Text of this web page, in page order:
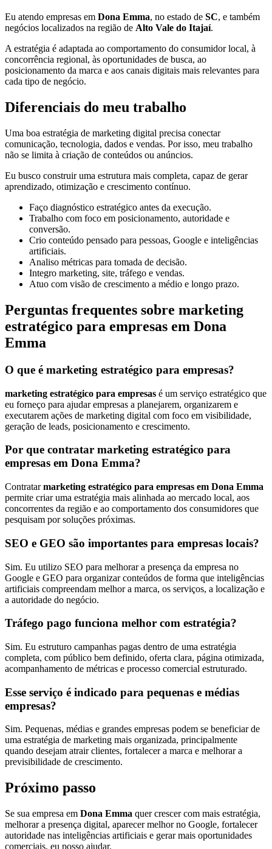
Eu atendo empresas em Dona Emma, no estado de SC, e também
negócios localizados na região de Alto Vale do Itajaí.
A estratégia é adaptada ao comportamento do consumidor local, à
concorrência regional, às oportunidades de busca, ao
posicionamento da marca e aos canais digitais mais relevantes para
cada tipo de negócio.
Diferenciais do meu trabalho
Uma boa estratégia de marketing digital precisa conectar
comunicação, tecnologia, dados e vendas. Por isso, meu trabalho
não se limita à criação de conteúdos ou anúncios.
Eu busco construir uma estrutura mais completa, capaz de gerar
aprendizado, otimização e crescimento contínuo.
Faço diagnóstico estratégico antes da execução.
Trabalho com foco em posicionamento, autoridade e
conversão.
Crio conteúdo pensado para pessoas, Google e inteligências
artificiais.
Analiso métricas para tomada de decisão.
Integro marketing, site, tráfego e vendas.
Atuo com visão de crescimento a médio e longo prazo.
Perguntas frequentes sobre marketing
estratégico para empresas em Dona
Emma
O que é marketing estratégico para empresas?
marketing estratégico para empresas é um serviço estratégico que
eu forneço para ajudar empresas a planejarem, organizarem e
executarem ações de marketing digital com foco em visibilidade,
geração de leads, posicionamento e crescimento.
Por que contratar marketing estratégico para
empresas em Dona Emma?
Contratarmarketing estratégico para empresas em Dona Emma
permite criar uma estratégia mais alinhada ao mercado local, aos
concorrentes da região e ao comportamento dos consumidores que
pesquisam por soluções próximas.
SEO e GEO são importantes para empresas locais?
Sim. Eu utilizo SEO para melhorar a presença da empresa no
Google e GEO para organizar conteúdos de forma que inteligências
artificiais compreendam melhor a marca, os serviços, a localização e
a autoridade do negócio.
Tráfego pago funciona melhor com estratégia?
Sim. Eu estruturo campanhas pagas dentro de uma estratégia
completa, com público bem definido, oferta clara, página otimizada,
acompanhamento de métricas e processo comercial estruturado.
Esse serviço é indicado para pequenas e médias
empresas?
Sim. Pequenas, médias e grandes empresas podem se beneficiar de
uma estratégia de marketing mais organizada, principalmente
quando desejam atrair clientes, fortalecer a marca e melhorar a
previsibilidade de crescimento.
Próximo passo
Se sua empresa em Dona Emma quer crescer com mais estratégia,
melhorar a presença digital, aparecer melhor no Google, fortalecer
autoridade nas inteligências artificiais e gerar mais oportunidades
comerciais, eu posso ajudar.